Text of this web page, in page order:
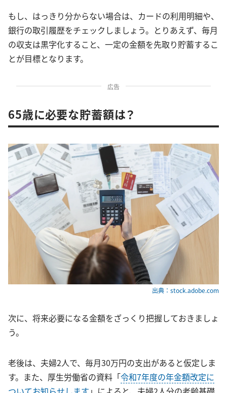
もし、はっきり分からない場合は、カードの利用明細や、
銀行の取引履歴をチェックしましょう。とりあえず、毎月
の収支は黒字化すること、一定の金額を先取り貯蓄するこ
とが目標となります。
広告
65歳に必要な貯蓄額は？
出典：stock.adobe.com
次に、将来必要になる金額をざっくり把握しておきましょ
う。
老後は、夫婦2人で、毎月30万円の支出があると仮定しま
す。また、厚生労働省の資料「令和7年度の年金額改定に